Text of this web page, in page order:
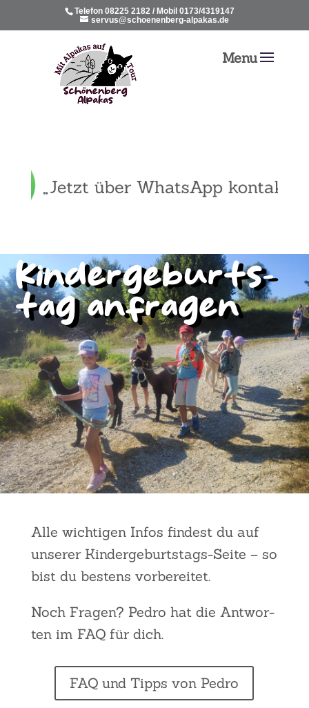
Telefon 08225 2182 / Mobil 0173/4319147
servus@schoenenberg-alpakas.de
Kin­der­ge­burts­
tag anfra­gen
Alle wich­ti­gen Infos fin­dest du auf
unse­rer Kin­der­ge­burts­tags-Sei­te – so
bist du bes­tens vor­be­rei­tet.
Noch Fra­gen? Pedro hat die Ant­wor­
ten im FAQ für dich.
FAQ und Tipps von Pedro